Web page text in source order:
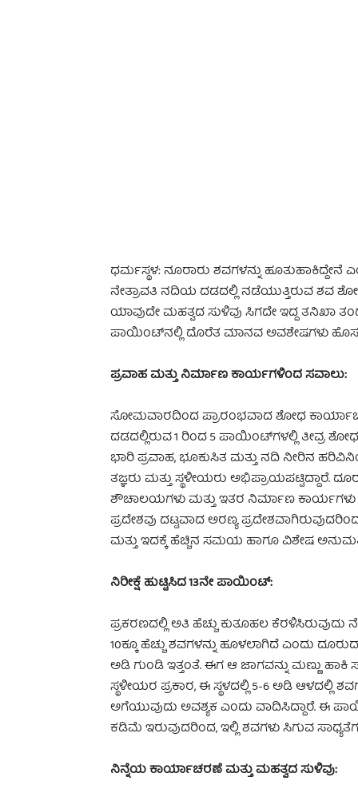
ಧರ್ಮಸ್ಥಳ: ನೂರಾರು ಶವಗಳನ್ನು
ನೇತ್ರಾವತಿ ನದಿಯ ದಡದಲ್ಲಿ ನಡೆಯುತ್ತಿರುವ ಶವ
ಯಾವುದೇ ಮಹತ್ವದ ಸುಳಿವು ಸಿಗದೇ ಇದ್ದ ತನಿಖಾ
ಪಾಯಿಂಟ್‌ನಲ್ಲಿ ದೊರೆತ ಮಾನವ ಅವಶೇಷಗಳು ಹೊಸ
ಪ್ರವಾಹ ಮತ್ತು ನಿರ್ಮಾಣ ಕಾರ್ಯಗಳಿಂದ ಸವಾಲು:
ಸೋಮವಾರದಿಂದ ಪ್ರಾರಂಭವಾದ ಶೋಧ
ದಡದಲ್ಲಿರುವ 1 ರಿಂದ 5 ಪಾಯಿಂಟ್‌ಗಳಲ್ಲಿ ತೀವ್ರ
ಭಾರಿ ಪ್ರವಾಹ, ಭೂಕುಸಿತ ಮತ್ತು ನದಿ ನೀರಿನ
ತಜ್ಞರು ಮತ್ತು ಸ್ಥಳೀಯರು ಅಭಿಪ್ರಾಯಪಟ್ಟಿದ್ದಾರೆ.
ಶೌಚಾಲಯಗಳು ಮತ್ತು ಇತರ ನಿರ್ಮಾಣ ಕಾರ್ಯಗಳು
ಪ್ರದೇಶವು ದಟ್ಟವಾದ ಅರಣ್ಯ
ಮತ್ತು ಇದಕ್ಕೆ ಹೆಚ್ಚಿನ ಸಮಯ ಹಾಗೂ ವಿಶೇಷ
ನಿರೀಕ್ಷೆ ಹುಟ್ಟಿಸಿದ 13ನೇ ಪಾಯಿಂಟ್:
ಪ್ರಕರಣದಲ್ಲಿ ಅತಿ ಹೆಚ್ಚು ಕುತೂಹಲ ಕೆರಳಿಸಿರುವುದು
10ಕ್ಕೂ ಹೆಚ್ಚು ಶವಗಳನ್ನು ಹೂಳಲಾಗಿದೆ ಎಂದು
ಅಡಿ ಗುಂಡಿ ಇತ್ತಂತೆ. ಈಗ ಆ ಜಾಗವನ್ನು ಮಣ್ಣು ಹಾಕಿ
ಸ್ಥಳೀಯರ ಪ್ರಕಾರ, ಈ ಸ್ಥಳದಲ್ಲಿ 5-6 ಅಡಿ ಆಳದಲ್ಲಿ
ಅಗೆಯುವುದು ಅವಶ್ಯಕ ಎಂದು ವಾದಿಸಿದ್ದಾರೆ. ಈ
ಕಡಿಮೆ ಇರುವುದರಿಂದ, ಇಲ್ಲಿ ಶವಗಳು ಸಿಗುವ
ನಿನ್ನೆಯ ಕಾರ್ಯಾಚರಣೆ ಮತ್ತು ಮಹತ್ವದ ಸುಳಿವು: